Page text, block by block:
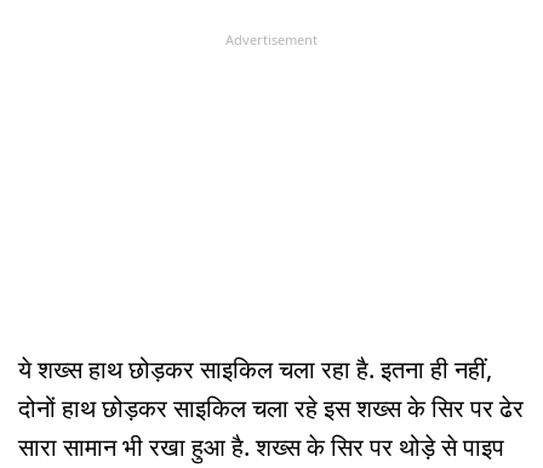
Advertisement
ये शख्स हाथ छोड़कर साइकिल चला रहा है. इतना ही नहीं,
दोनों हाथ छोड़कर साइकिल चला रहे इस शख्स के सिर पर ढेर
सारा सामान भी रखा हुआ है. शख्स के सिर पर थोड़े से पाइप